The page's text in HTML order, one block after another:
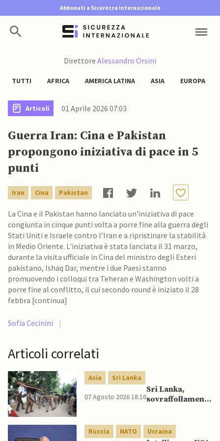
Abbonati a Sicurezza Internazionale
Direttore Alessandro Orsini
TUTTI AFRICA AMERICA LATINA ASIA EUROPA
Articoli 01 Aprile 2026 07:03
Guerra Iran: Cina e Pakistan
propongono iniziativa di pace in 5
punti
Iran Cina Pakistan
La Cina e il Pakistan hanno lanciato un'iniziativa di pace
congiunta in cinque punti volta a porre fine alla guerra degli
Stati Uniti e Israele contro l’Iran e a ripristinare la stabilità
in Medio Oriente. L'iniziativa è stata lanciata il 31 marzo,
durante la visita ufficiale in Cina del ministro degli Esteri
pakistano, Ishaq Dar, mentre i due Paesi stanno
promuovendo i colloqui tra Teheran e Washington volti a
porre fine al conflitto, il cui secondo round è iniziato il 28
febbra [continua]
Sofia Cecinini |
Articoli correlati
Asia Sri Lanka
07 Agosto 2026 18:16
Sri Lanka,
sovraffollamento
portando a
nuove rivolte: 3
Russia NATO Ucraina